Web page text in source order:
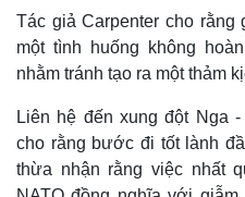
Tác giả Carpenter cho
một tình huống không
nhằm tránh tạo ra một thảm
Liên hệ đến xung đột Nga
cho rằng bước đi tốt lành
thừa nhận rằng việc nhất